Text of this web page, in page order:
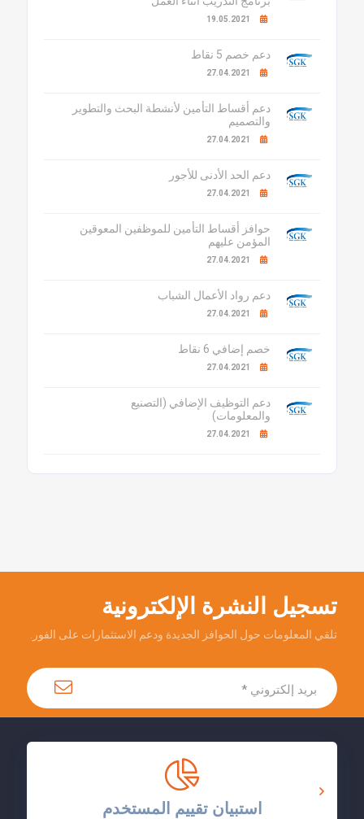
دعم خصم 5 نقاط
دعم أقساط التأمين لأنشطة البحث والتطوير
والتصميم
دعم الحد الأدنى للأجور
حوافز أقساط التأمين للموظفين المعوقين
المؤمن عليهم
دعم رواد الأعمال الشباب
خصم إضافي 6 نقاط
دعم التوظيف الإضافي (التصنيع
والمعلومات)
تسجيل النشرة الإلكترونية
تلقي المعلومات حول الحوافز الجديدة ودعم الاستثمارات على الفور.
استبيان تقييم المستخدم